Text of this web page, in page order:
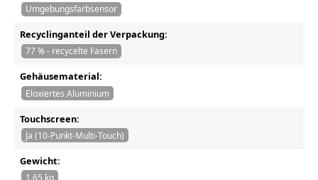
Umgebungsfarbsensor
Recyclinganteil der Verpackung:
77 % - recycelte Fasern
Gehäusematerial:
Eloxiertes Aluminium
Touchscreen:
Ja (10-Punkt-Multi-Touch)
Gewicht:
1.65 kg